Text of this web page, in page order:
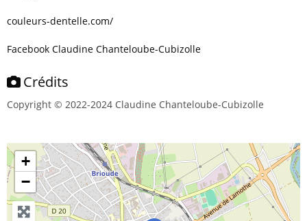
couleurs-dentelle.com/
Facebook Claudine Chanteloube-Cubizolle
Crédits
Copyright © 2022-2024 Claudine Chanteloube-Cubizolle
+
−